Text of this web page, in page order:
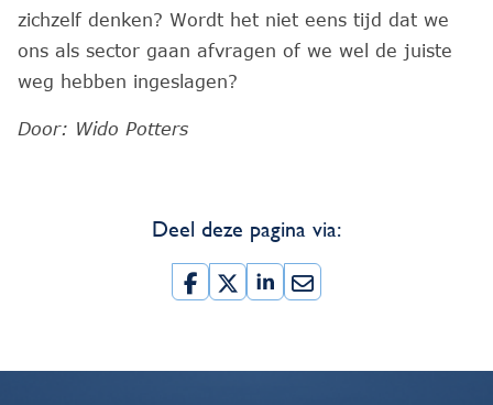
zichzelf denken? Wordt het niet eens tijd dat we
ons als sector gaan afvragen of we wel de juiste
weg hebben ingeslagen?
Door: Wido Potters
Deel deze pagina via: